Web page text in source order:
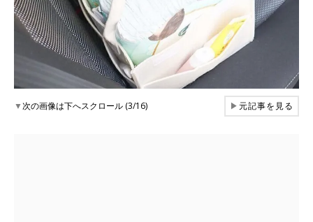
▼次の画像は下へスクロール (3/16) ▶元記事を見る